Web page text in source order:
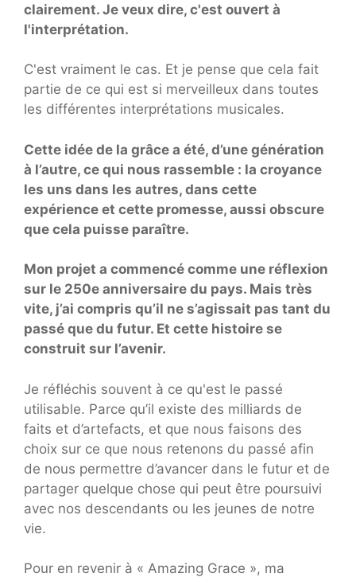
clairement. Je veux dire, c'est ouvert à
l'interprétation.
C'est vraiment le cas. Et je pense que cela fait
partie de ce qui est si merveilleux dans toutes
les différentes interprétations musicales.
Cette idée de la grâce a été, d’une génération
à l’autre, ce qui nous rassemble : la croyance
les uns dans les autres, dans cette
expérience et cette promesse, aussi obscure
que cela puisse paraître.
Mon projet a commencé comme une réflexion
sur le 250e anniversaire du pays. Mais très
vite, j’ai compris qu’il ne s’agissait pas tant du
passé que du futur. Et cette histoire se
construit sur l’avenir.
Je réfléchis souvent à ce qu'est le passé
utilisable. Parce qu’il existe des milliards de
faits et d’artefacts, et que nous faisons des
choix sur ce que nous retenons du passé afin
de nous permettre d’avancer dans le futur et de
partager quelque chose qui peut être poursuivi
avec nos descendants ou les jeunes de notre
vie.
Pour en revenir à « Amazing Grace », ma